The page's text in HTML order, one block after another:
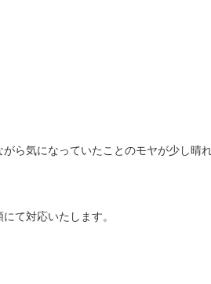
ら気になっていたことのモヤが少し晴
て対応いたします。